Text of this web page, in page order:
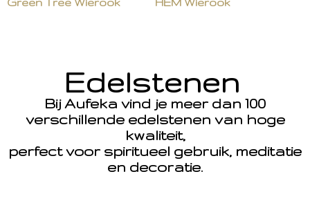
Edelstenen
Bij Aufeka vind je meer dan 100
verschillende edelstenen van hoge
kwaliteit,
perfect voor spiritueel gebruik, meditatie
en decoratie.